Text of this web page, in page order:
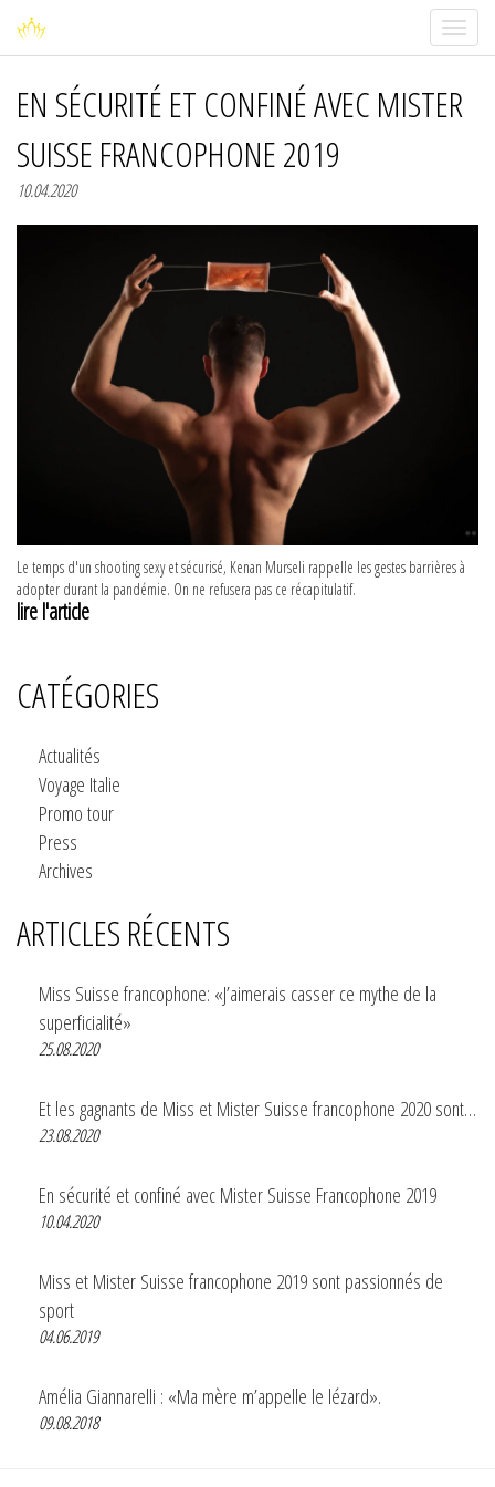
Toggle
EN SÉCURITÉ ET CONFINÉ AVEC MISTER
SUISSE FRANCOPHONE 2019
10.04.2020
Le temps d'un shooting sexy et sécurisé, Kenan Murseli rappelle les gestes barrières à
adopter durant la pandémie. On ne refusera pas ce récapitulatif.
lire l'article
CATÉGORIES
Actualités
Voyage Italie
Promo tour
Press
Archives
ARTICLES RÉCENTS
Miss Suisse francophone: «J’aimerais casser ce mythe de la
superficialité»
25.08.2020
Et les gagnants de Miss et Mister Suisse francophone 2020 sont…
23.08.2020
En sécurité et confiné avec Mister Suisse Francophone 2019
10.04.2020
Miss et Mister Suisse francophone 2019 sont passionnés de
sport
04.06.2019
Amélia Giannarelli : «Ma mère m’appelle le lézard».
09.08.2018